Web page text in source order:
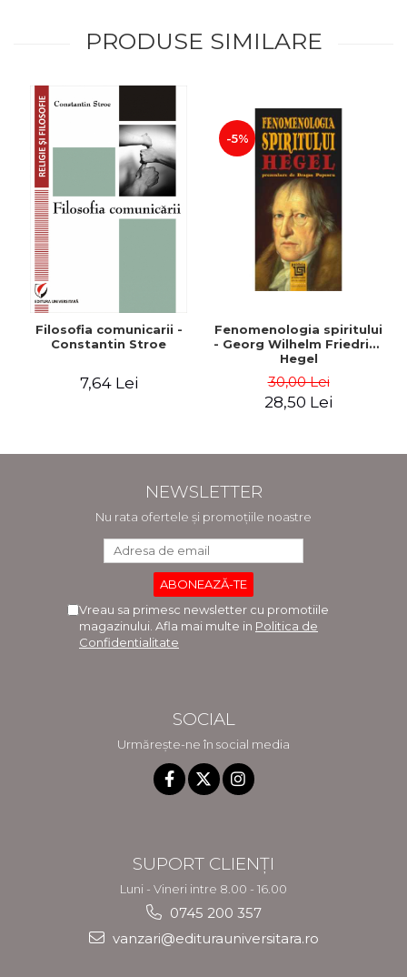
PRODUSE SIMILARE
Filosofia comunicarii -
Constantin Stroe
7,64 Lei
-5%
Fenomenologia spiritului
- Georg Wilhelm Friedrich
Hegel
30,00 Lei
28,50 Lei
NEWSLETTER
Nu rata ofertele și promoțiile noastre
Vreau sa primesc newsletter cu promotiile
magazinului. Afla mai multe in Politica de
Confidentialitate
SOCIAL
Urmărește-ne în social media
SUPORT CLIENȚI
Luni - Vineri intre 8.00 - 16.00
0745 200 357
vanzari@editurauniversitara.ro